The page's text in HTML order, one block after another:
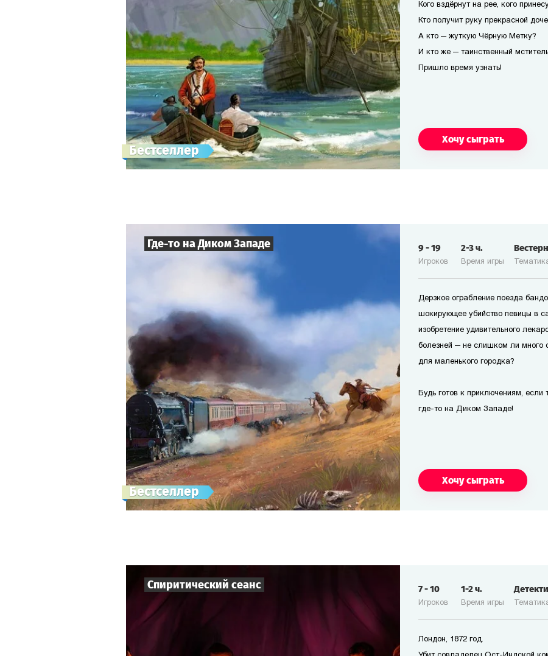
Бестселлер
Кого вздёрнут на рее, кого
Кто получит руку прекрасной
А кто — жуткую Чёрную Метку?
И кто же — таинственный
Пришло время узнать!
Хочу сыграть
Где-то на Диком Западе
Бестселлер
Игроков
9-19
Время игры
2-3ч. Вестерн
Дерзкое ограбление поезда
шокирующее убийство певицы в
изобретение удивительного
болезней — не слишком ли много
для маленького городка?
Будь готов к приключениям, если
где-то на Диком Западе!
Хочу сыграть
Спиритический сеанс
Игроков
7-10
Время игры
1-2ч.
Лондон, 1872 год.